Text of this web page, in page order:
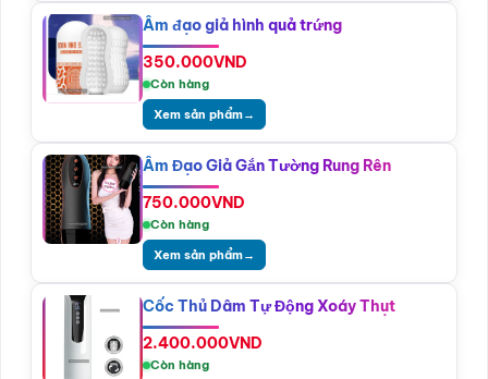
Âm đạo giả hình quả trứng
350.000VND
Còn hàng
Xem sản phẩm→
Âm Đạo Giả Gắn Tường Rung Rên
750.000VND
Còn hàng
Xem sản phẩm→
Cốc Thủ Dâm Tự Động Xoáy Thụt
2.400.000VND
Còn hàng